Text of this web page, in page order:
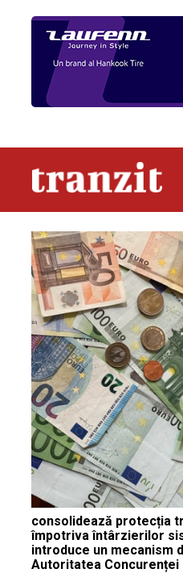
consolidează protecția
împotriva întârzierilor
introduce un mecanism
Autoritatea Concurenței